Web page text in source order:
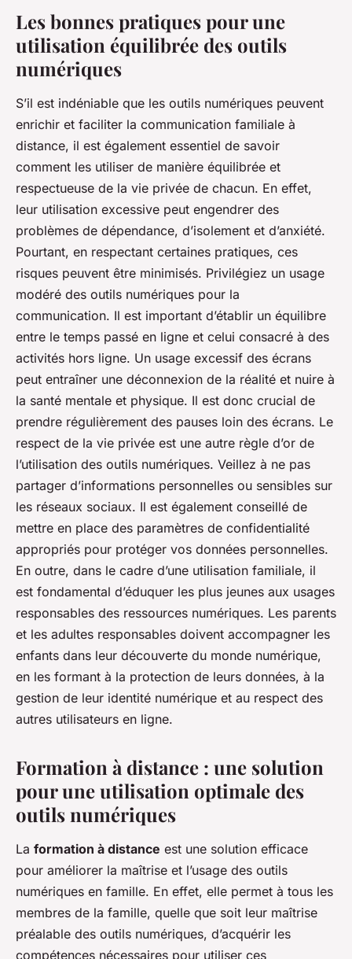
Les bonnes pratiques pour une
utilisation équilibrée des outils
numériques
S’il est indéniable que les outils numériques peuvent
enrichir et faciliter la communication familiale à
distance, il est également essentiel de savoir
comment les utiliser de manière équilibrée et
respectueuse de la vie privée de chacun. En effet,
leur utilisation excessive peut engendrer des
problèmes de dépendance, d’isolement et d’anxiété.
Pourtant, en respectant certaines pratiques, ces
risques peuvent être minimisés. Privilégiez un usage
modéré des outils numériques pour la
communication. Il est important d’établir un équilibre
entre le temps passé en ligne et celui consacré à des
activités hors ligne. Un usage excessif des écrans
peut entraîner une déconnexion de la réalité et nuire à
la santé mentale et physique. Il est donc crucial de
prendre régulièrement des pauses loin des écrans. Le
respect de la vie privée est une autre règle d’or de
l’utilisation des outils numériques. Veillez à ne pas
partager d’informations personnelles ou sensibles sur
les réseaux sociaux. Il est également conseillé de
mettre en place des paramètres de confidentialité
appropriés pour protéger vos données personnelles.
En outre, dans le cadre d’une utilisation familiale, il
est fondamental d’éduquer les plus jeunes aux usages
responsables des ressources numériques. Les parents
et les adultes responsables doivent accompagner les
enfants dans leur découverte du monde numérique,
en les formant à la protection de leurs données, à la
gestion de leur identité numérique et au respect des
autres utilisateurs en ligne.
Formation à distance : une solution
pour une utilisation optimale des
outils numériques
La formation à distance est une solution efficace
pour améliorer la maîtrise et l’usage des outils
numériques en famille. En effet, elle permet à tous les
membres de la famille, quelle que soit leur maîtrise
préalable des outils numériques, d’acquérir les
compétences nécessaires pour utiliser ces